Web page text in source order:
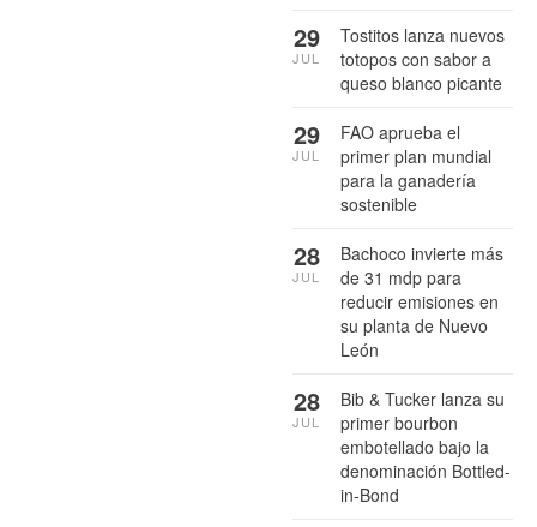
Tostitos lanza nuevos
totopos con sabor a
queso blanco picante
29
JUL
FAO aprueba el
primer plan mundial
para la ganadería
sostenible
29
JUL
Bachoco invierte más
de 31 mdp para
reducir emisiones en
su planta de Nuevo
León
28
JUL
Bib & Tucker lanza su
primer bourbon
embotellado bajo la
denominación Bottled-
in-Bond
28
JUL